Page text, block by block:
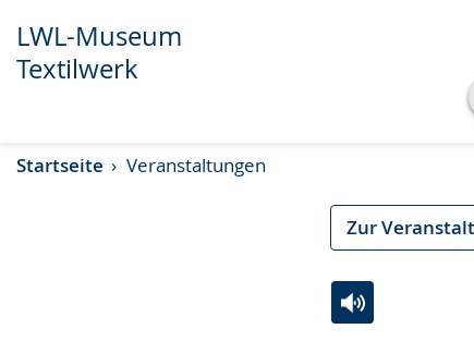
Transkript anzeigen
Abspielen
Pausieren
LWL-Museum
Textilwerk
Startseite Veranstaltungen
Zur